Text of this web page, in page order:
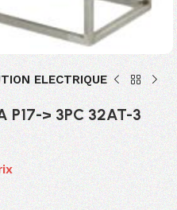
ELECTRIQUE
> 3PC 32AT-3